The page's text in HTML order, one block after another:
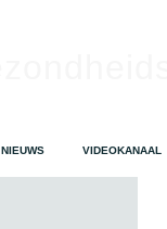
NIEUWS VIDEOKANAAL